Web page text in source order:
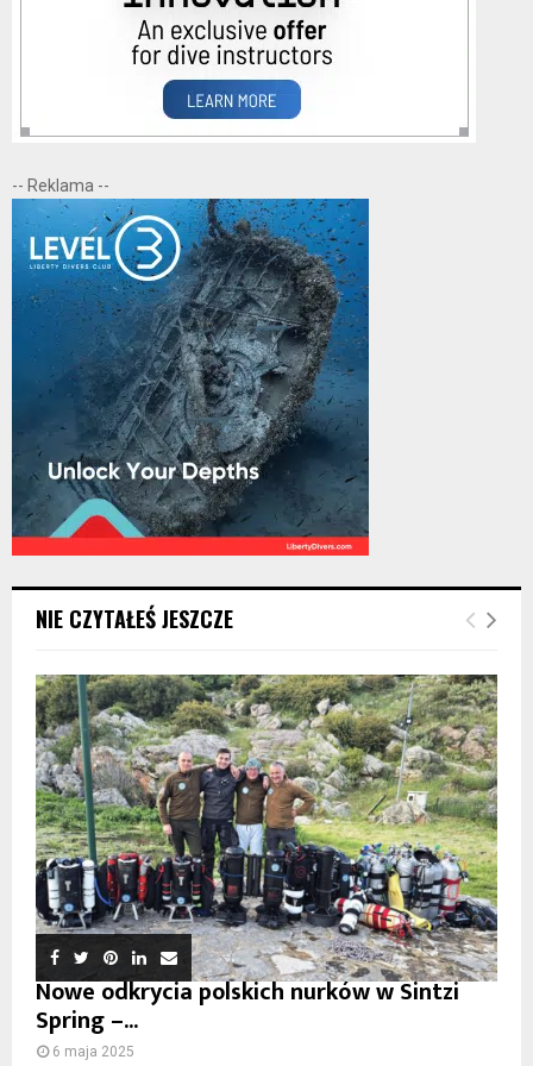
-- Reklama --
NIE CZYTAŁEŚ JESZCZE
Nowe odkrycia polskich nurków w Sintzi
Spring –...
6 maja 2025